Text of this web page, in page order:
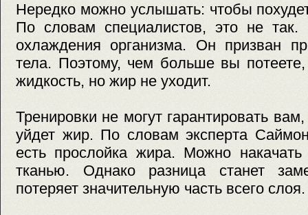
Нередко можно услышать: чтобы
По словам специалистов, это не
охлаждения организма. Он призван
тела. Поэтому, чем больше вы
жидкость, но жир не уходит.
Тренировки не могут гарантировать
уйдет жир. По словам эксперта
есть прослойка жира. Можно
тканью. Однако разница станет
потеряет значительную часть всего слоя.